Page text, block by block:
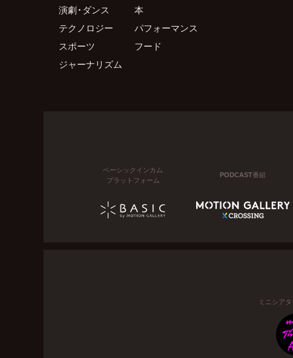
演劇・ダンス
本
テクノロジー
パフォーマンス
スポーツ
フード
ジャーナリズム
ベーシックインカム
プラットフォーム
PODCAST番組
ミニシア